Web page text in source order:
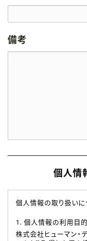
備考
個人情
個人情報の取り扱いに
1. 個人情報の利用目的
株式会社ヒューマン・